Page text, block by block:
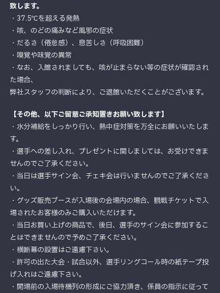
致します。
・37.5℃を超える発熱
・咳、のどの痛みなど風邪の症状
・だるさ（倦怠感）、息苦しさ（呼吸困難）
・嗅覚や味覚の異常
・なお、入館されましても、咳が止まらない等の症状が確認され
た場合、
弊社スタッフの判断により、ご退館いただくことがございます。
【その他、以下ご留意ご承知置きお願い致します】
・水分補給をしっかり行い、熱中症対策を万全にお願いいたしま
す。
・選手への差し入れ、プレゼントに関しましては、お受けできま
せんのでご了承ください。
・当日は選手サイン会、チェキ会は行いませんのでご了承くださ
い。
・グッズ販売ブースが入場後の会場内の場合、観戦チケットで入
場されたお客様のみご購入いただけます。
・当日お買い上げの商品で、後日、選手のサイン会に参加するこ
とはできませんので予めご了承ください。
・横断幕の設置はご遠慮下さい。
・許可の出た大会・試合以外、選手リングコール時の紙テープ投
げ入れはご遠慮下さい。
・開場前の入場待機列の形成にご協力頂き、係員の指示に従って